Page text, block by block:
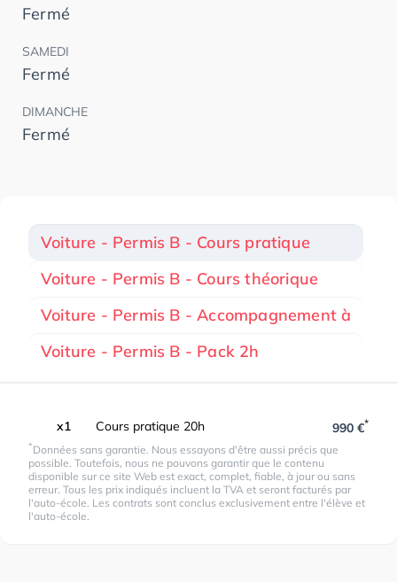
Fermé
SAMEDI
Fermé
DIMANCHE
Fermé
Voiture - Permis B - Cours pratique
Voiture - Permis B - Cours théorique
Voiture - Permis B - Accompagnement à
Voiture - Permis B - Pack 2h
x1 Cours pratique 20h 990 €*
*Données sans garantie. Nous essayons d'être aussi précis que
possible. Toutefois, nous ne pouvons garantir que le contenu
disponible sur ce site Web est exact, complet, fiable, à jour ou sans
erreur. Tous les prix indiqués incluent la TVA et seront facturés par
l'auto-école. Les contrats sont conclus exclusivement entre l'élève et
l'auto-école.